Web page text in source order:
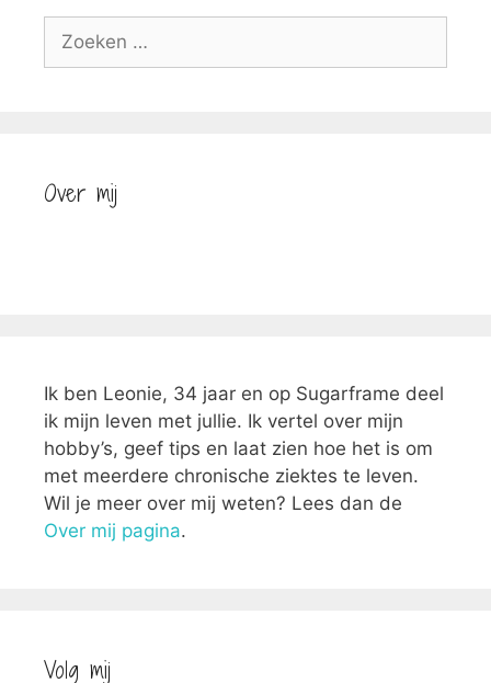
naar:
Over mij
Ik ben Leonie, 34 jaar en op Sugarframe deel
ik mijn leven met jullie. Ik vertel over mijn
hobby’s, geef tips en laat zien hoe het is om
met meerdere chronische ziektes te leven.
Wil je meer over mij weten? Lees dan de
Over mij pagina.
Volg mij